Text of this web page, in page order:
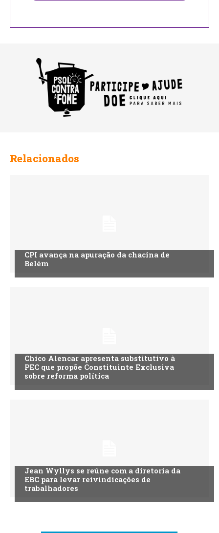
Relacionados
CPI avança na apuração da chacina de
Belém
Chico Alencar apresenta substitutivo à
PEC que propõe Constituinte Exclusiva
sobre reforma política
Jean Wyllys se reúne com a diretoria da
EBC para levar reivindicações de
trabalhadores